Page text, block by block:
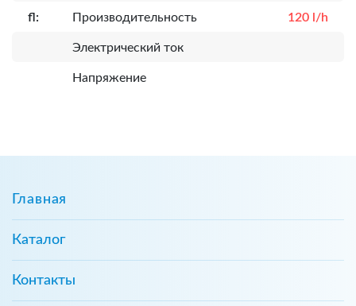
fl: Производительность 120 l/h
Электрический ток
Напряжение
Главная
Каталог
Контакты